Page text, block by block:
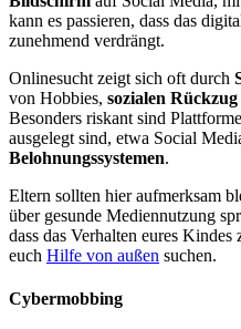
kann es passieren, dass das
zunehmend verdrängt.
Onlinesucht zeigt sich oft durch
von Hobbies, sozialen Rückzug
Besonders riskant sind
ausgelegt sind, etwa Social
Belohnungssystemen.
Eltern sollten hier aufmerksam
über gesunde Mediennutzung
dass das Verhalten eures
euch Hilfe von außen suchen.
Cybermobbing